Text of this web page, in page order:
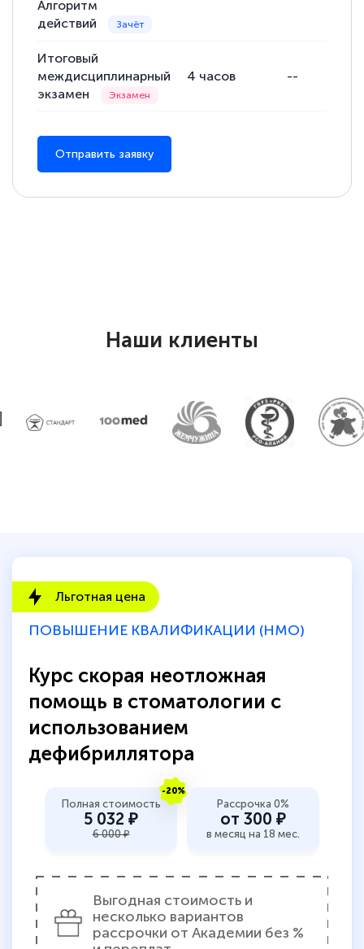
Алгоритм
действий
Итоговый
междисциплинарный
экзамен
4 часов --
Отправить заявку
Наши клиенты
Льготная цена
ПОВЫШЕНИЕ КВАЛИФИКАЦИИ (НМО)
Курс скорая неотложная
помощь в стоматологии с
использованием
дефибриллятора
-20%
Полная стоимость
5 032 ₽
6 000 ₽
Рассрочка 0%
от 300 ₽
в месяц на 18 мес.
Выгодная стоимость и
несколько вариантов
рассрочки от Академии без %